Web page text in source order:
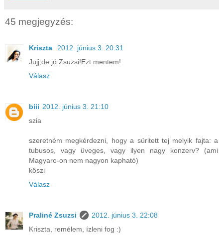
45 megjegyzés:
Kriszta
2012. június 3. 20:31
Jujj,de jó Zsuzsi!Ezt mentem!
Válasz
biii 2012. június 3. 21:10
szia
szeretném megkérdezni, hogy a süritett tej melyik fajta: a
tubusos, vagy üveges, vagy ilyen nagy konzerv? (ami
Magyaro-on nem nagyon kapható)
köszi
Válasz
Praliné Zsuzsi
2012. június 3. 22:08
Kriszta, remélem, ízleni fog :)